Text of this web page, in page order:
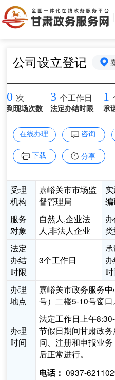
公司设立登记
0 次
到现场次数
3 个工作日
法定办结时限
1
承
在线办理 咨询
下载 分享
受理
机构
嘉峪关市市场监
督管理局
服务
对象
自然人,企业法
人,非法人企业
法定
办结
时限
3个工作日
办理
地点
嘉峪关市政务服务
号）二楼5-10号窗口
办理
时间
法定工作日上午
节假日期间甘肃政
问、注册和申报业
后正常进行。
电话： 0937-